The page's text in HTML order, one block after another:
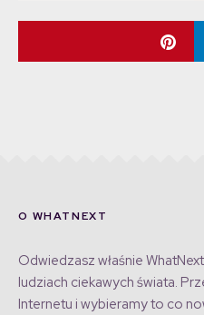
O WHATNEXT
Odwiedzasz właśnie
ludziach ciekawych świata.
Internetu i wybieramy to co